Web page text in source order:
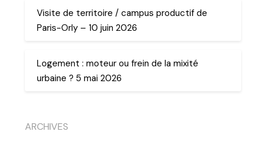
Visite de territoire / campus productif de
Paris-Orly – 10 juin 2026
Logement : moteur ou frein de la mixité
urbaine ? 5 mai 2026
ARCHIVES